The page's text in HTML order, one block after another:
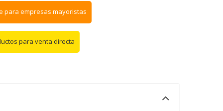
para empresas mayoristas
para venta directa